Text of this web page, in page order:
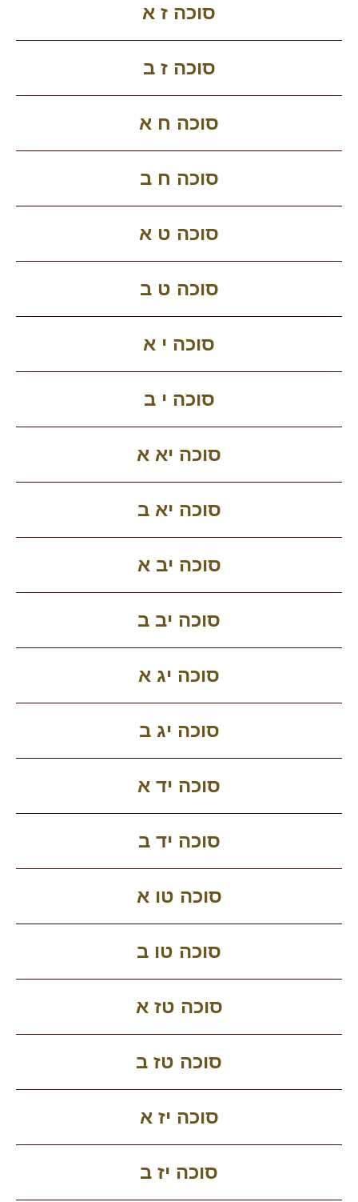
סוכה ז א
סוכה ז ב
סוכה ח א
סוכה ח ב
סוכה ט א
סוכה ט ב
סוכה י א
סוכה י ב
סוכה יא א
סוכה יא ב
סוכה יב א
סוכה יב ב
סוכה יג א
סוכה יג ב
סוכה יד א
סוכה יד ב
סוכה טו א
סוכה טו ב
סוכה טז א
סוכה טז ב
סוכה יז א
סוכה יז ב